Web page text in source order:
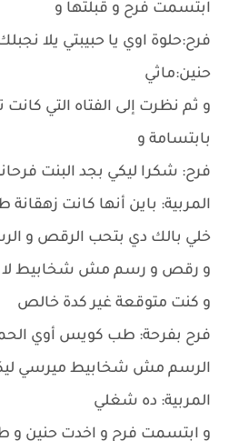
ابتسمت فرح و قبلتها و
فرح:حلوة اوي يا حبيبتي يلا
حنين:ماثي
و ثم نظرت إلى الفتاه التي
بابتسامة و
فرح: شكرا ليكي بجد البنت
المربية: باين أنها كانت
خلي بالك دي بتحب الرقص و
و رقص و رسم مش شخابيط لا
و كنت متوقعة غير كدة خالص
فرح بفرحة: طب كويس أوي الحمد
الرسم مش شخابيط ميرسي
المربية: ده شغلي
و ابتسمت فرح و اخدت حنين و